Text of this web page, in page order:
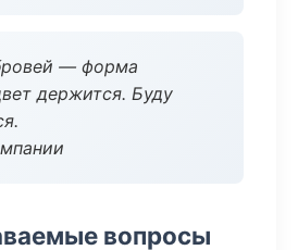
— форма
держится. Буду
вопросы